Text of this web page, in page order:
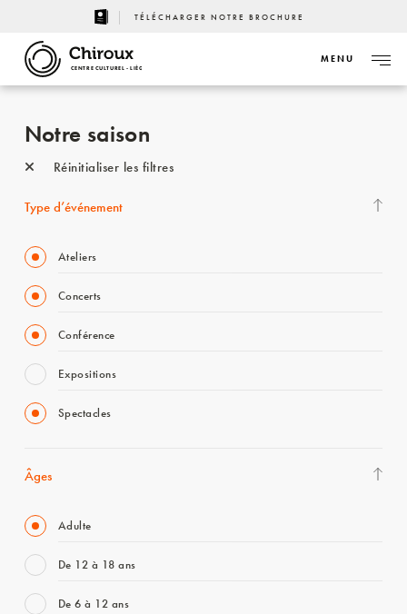
TÉLÉCHARGER NOTRE BROCHURE
CENTRE CULTUREL - LIÈGE
MENU
Notre saison
Réinitialiser les filtres
Type d’événement
Ateliers
Concerts
Conférence
Expositions
Spectacles
Âges
Adulte
De 12 à 18 ans
De 6 à 12 ans